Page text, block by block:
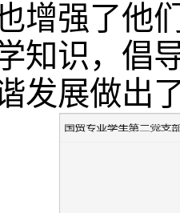
增强了他
知识，倡
发展做出